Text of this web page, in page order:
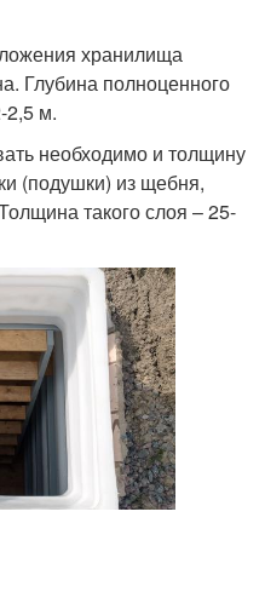
хранилища
Глубина полноценного
2,5 м.
необходимо и толщину
(подушки) из щебня,
такого слоя – 25-